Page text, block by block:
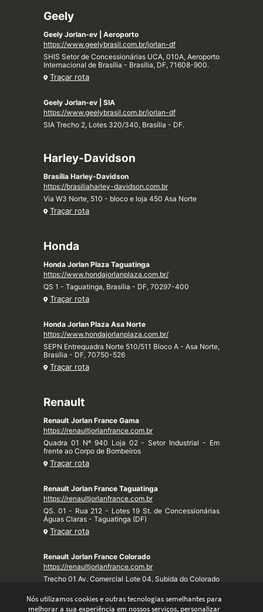
Geely
Geely Jorlan-ev | Aeroporto
https://www.geelybrasil.com.br/jorlan-df
SHIS Setor de Concessionárias UCA, 010A, Aeroporto
Internacional de Brasília - Brasília, DF, 71608-900.
Traçar rota
Geely Jorlan-ev | SIA
https://www.geelybrasil.com.br/jorlan-df
SIA Trecho 2, Lotes 320/340, Brasília - DF.
Harley-Davidson
Brasília Harley-Davidson
https://brasiliaharley-davidson.com.br
Via W3 Norte, 510 - bloco e loja 450 Asa Norte
Traçar rota
Honda
Honda Jorlan Plaza Taguatinga
https://www.hondajorlanplaza.com.br/
QS 1 - Taguatinga, Brasília - DF, 70297-400
Traçar rota
Honda Jorlan Plaza Asa Norte
https://www.hondajorlanplaza.com.br/
SEPN Entrequadra Norte 510/511 Bloco A - Asa Norte,
Brasília - DF, 70750-526
Traçar rota
Renault
Renault Jorlan France Gama
https://renaultjorlanfrance.com.br
Quadra 01 Nº 940 Loja 02 - Setor Industrial - Em
frente ao Corpo de Bombeiros
Traçar rota
Renault Jorlan France Taguatinga
https://renaultjorlanfrance.com.br
QS. 01 - Rua 212 - Lotes 19 St. de Concessionárias
Águas Claras - Taguatinga (DF)
Traçar rota
Renault Jorlan France Colorado
https://renaultjorlanfrance.com.br
Trecho 01 Av. Comercial Lote 04, Subida do Colorado
Traçar rota
Nós utilizamos cookies e outras tecnologias semelhantes para
melhorar a sua experiência em nossos serviços, personalizar